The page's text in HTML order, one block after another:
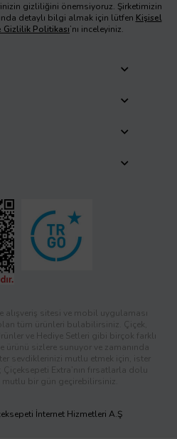
gizliliğini önemsiyoruz. Şirketimizin
detaylı bilgi almak için lütfen Kişisel
Gizlilik Politikası’nı inceleyiniz.
alışveriş sitesi ve mobil uygulaması
tüm ürünleri bulabilirsiniz. Çiçek,
ve Hediye Setleri gibi birçok farklı
ürünü sizlere sunuyor ve zamanında
sevdiklerinizi mutlu etmek için, ister
Extra’nın fırsatlarla dolu
mutlu bir gün geçirebilirsiniz.
İnternet Hizmetleri A.Ş